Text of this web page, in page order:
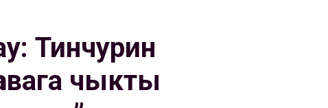
Тинчурин
чыкты